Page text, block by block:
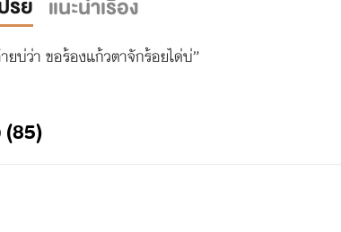
แนะนำเรื่อง
ยบ่ว่า ขอร้องแก้วตาจักร้อยได่บ่”